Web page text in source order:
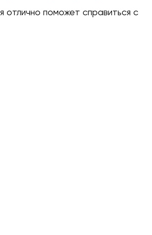
отлично поможет справиться с